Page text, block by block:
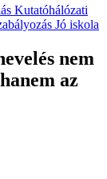
Kutatóhálózati
Jó iskola
nem
az